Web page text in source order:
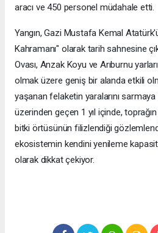
aracı ve 450 personel müdahale etti.
Yangın, Gazi Mustafa Kemal
Kahramanı" olarak tarih sahnesine
Ovası, Anzak Koyu ve Arıburnu
olmak üzere geniş bir alanda etkili
yaşanan felaketin yaralarını sarmaya
üzerinden geçen 1 yıl içinde,
bitki örtüsünün filizlendiği
ekosistemin kendini yenileme
olarak dikkat çekiyor.